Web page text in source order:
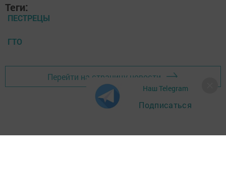
Теги:
ПЕСТРЕЦЫ
ГТО
Перейти на страницу новости
Наш Telegram
Подписаться